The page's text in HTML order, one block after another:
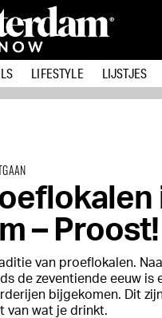
LIFESTYLE LIJSTJES
– Proost!
van proeflokalen.
de zeventiende eeuw is
bijgekomen. Dit
van wat je drinkt.